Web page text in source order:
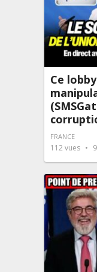
Ce
FRANCE
112vues